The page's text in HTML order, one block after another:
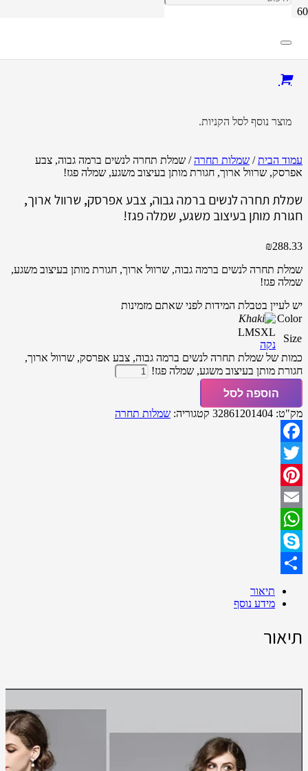
מוצר נוסף לסל הקניות.
עמוד הבית/ שמלות תחרה/ שמלת תחרה לנשים ברמה גבוה, צבע
אפרסק, שרוול ארוך, חגורת מותן בעיצוב משגע, שמלה פגז!
שמלת תחרה לנשים ברמה גבוה, צבע אפרסק, שרוול ארוך,
חגורת מותן בעיצוב משגע, שמלה פגז!
₪288.33
שמלת תחרה לנשים ברמה גבוה, שרוול ארוך, חגורת מותן בעיצוב משגע,
שמלה פגז!
יש לעיין בטבלת המידות לפני שאתם מזמינות
Color
Size
LMSXL
נקה
כמות של שמלת תחרה לנשים ברמה גבוה, צבע אפרסק, שרוול ארוך,
חגורת מותן בעיצוב משגע, שמלה פגז!
הוספה לסל
מק"ט: 32861201404 קטגוריה: שמלות תחרה
Facebook
Twitter
Pinterest
Email
WhatsApp
Skype
תיאור
מידע נוסף
תיאור